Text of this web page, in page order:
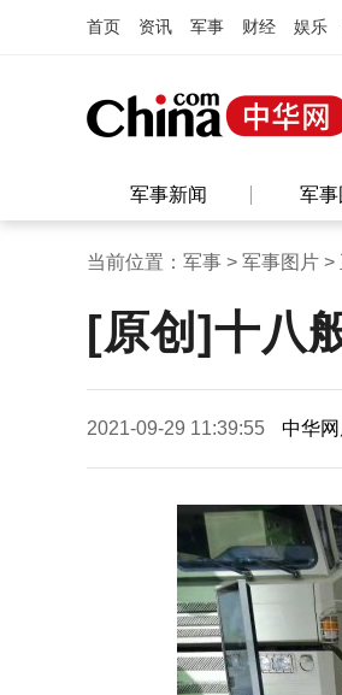
首页 资讯 军事 财经 娱乐
军事新闻 军
当前位置： 军事 > 军事图片 >
[原创]十八
2021-09-29 11:39:55 中华网